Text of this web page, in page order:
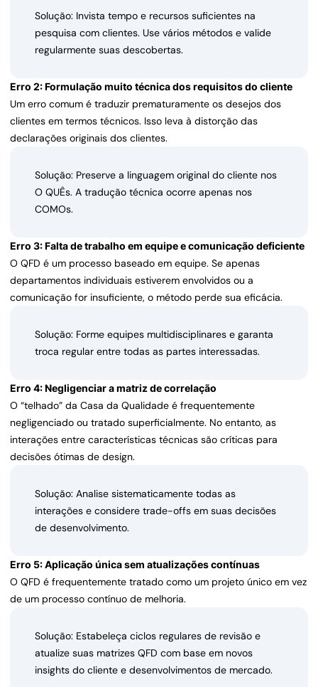
Solução: Invista tempo e recursos suficientes na
pesquisa com clientes. Use vários métodos e valide
regularmente suas descobertas.
Erro 2: Formulação muito técnica dos requisitos do cliente
Um erro comum é traduzir prematuramente os desejos dos
clientes em termos técnicos. Isso leva à distorção das
declarações originais dos clientes.
Solução: Preserve a linguagem original do cliente nos
O QUÊs. A tradução técnica ocorre apenas nos
COMOs.
Erro 3: Falta de trabalho em equipe e comunicação deficiente
O QFD é um processo baseado em equipe. Se apenas
departamentos individuais estiverem envolvidos ou a
comunicação for insuficiente, o método perde sua eficácia.
Solução: Forme equipes multidisciplinares e garanta
troca regular entre todas as partes interessadas.
Erro 4: Negligenciar a matriz de correlação
O “telhado” da Casa da Qualidade é frequentemente
negligenciado ou tratado superficialmente. No entanto, as
interações entre características técnicas são críticas para
decisões ótimas de design.
Solução: Analise sistematicamente todas as
interações e considere trade-offs em suas decisões
de desenvolvimento.
Erro 5: Aplicação única sem atualizações contínuas
O QFD é frequentemente tratado como um projeto único em vez
de um processo contínuo de melhoria.
Solução: Estabeleça ciclos regulares de revisão e
atualize suas matrizes QFD com base em novos
insights do cliente e desenvolvimentos de mercado.